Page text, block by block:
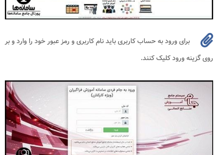
برای ورود به حساب کاربری باید نام کاربری و رمز عبور خود را وارد و بر
روی گزینه ورود کلیک کنند.